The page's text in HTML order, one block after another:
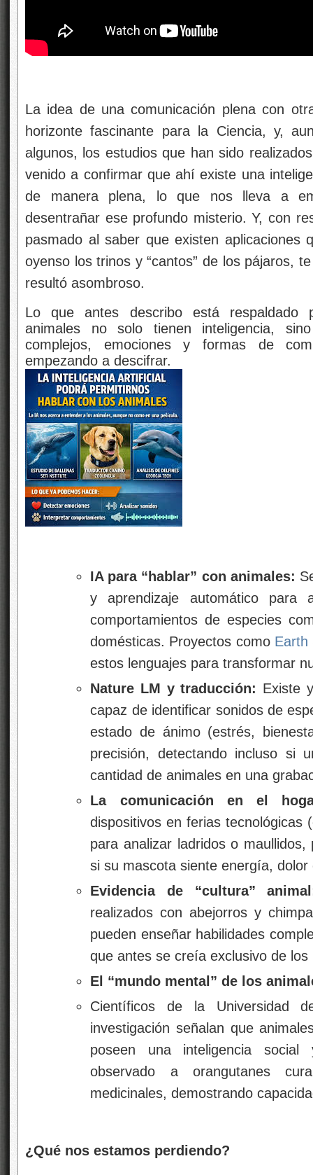
La idea de una comunicación plena con
horizonte fascinante para la Ciencia, y,
algunos, los estudios que han sido
venido a confirmar que ahí existe una
de manera plena, lo que nos lleva a
desentrañar ese profundo misterio. Y, con
pasmado al saber que existen aplicaciones
oyenso los trinos y “cantos” de los pájaros,
resultó asombroso.
Lo que antes describo está respaldado
animales no solo tienen inteligencia,
complejos, emociones y formas de
empezando a descifrar.
IA para “hablar” con animales:
y aprendizaje automático para
comportamientos de especies
domésticas. Proyectos como Earth
estos lenguajes para transformar
Nature LM y traducción: Existe
capaz de identificar sonidos de
estado de ánimo (estrés,
precisión, detectando incluso
cantidad de animales en una
La comunicación en el
dispositivos en ferias tecnológicas
para analizar ladridos o
si su mascota siente energía,
Evidencia de “cultura”
realizados con abejorros y
pueden enseñar habilidades
que antes se creía exclusivo de los
El “mundo mental” de los
Científicos de la Universidad
investigación señalan que
poseen una inteligencia
observado a orangutanes
medicinales, demostrando
¿Qué nos estamos perdiendo?